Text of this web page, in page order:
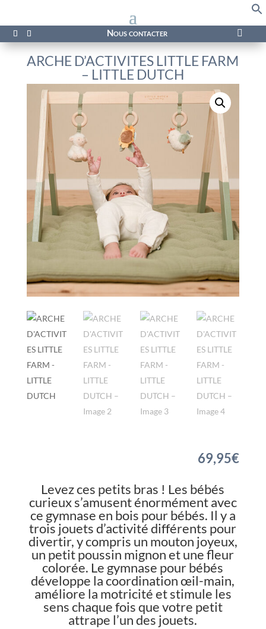
Nous contacter 
ARCHE D’ACTIVITES LITTLE FARM
– LITTLE DUTCH
69,95€
Levez ces petits bras ! Les bébés
curieux s’amusent énormément avec
ce gymnase en bois pour bébés. Il y a
trois jouets d’activité différents pour
divertir, y compris un mouton joyeux,
un petit poussin mignon et une fleur
colorée. Le gymnase pour bébés
développe la coordination œil-main,
améliore la motricité et stimule les
sens chaque fois que votre petit
attrape l’un des jouets.